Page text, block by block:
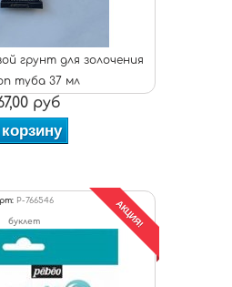
грунт для золочения
туба 37 мл
руб
P-766546
буклет АКЦИЯ!